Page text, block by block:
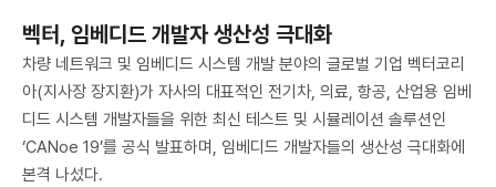
벡터, 임베디드 개발자 생산성 극대화
차량 네트워크 및 임베디드 시스템 개발 분야의 글로벌 기업 벡터코리
아(지사장 장지환)가 자사의 대표적인 전기차, 의료, 항공, 산업용 임베
디드 시스템 개발자들을 위한 최신 테스트 및 시뮬레이션 솔루션인
‘CANoe 19’를 공식 발표하며, 임베디드 개발자들의 생산성 극대화에
본격 나섰다.